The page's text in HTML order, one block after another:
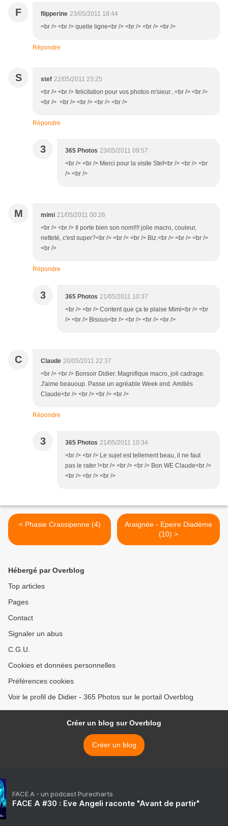
F flipperine 23/05/2011 18:44
<br /> <br /> quelle ligne<br /> <br /> <br /> <br />
Répondre
S stef 22/05/2011 23:25
<br /> <br /> felicitation pour vos photos m'sieur...<br /> <br />
<br /> <br /> <br /> <br /> <br />
Répondre
3 365 Photos 23/05/2011 09:57
<br /> <br /> Merci pour la visite Stef<br /> <br /> <br
/> <br />
M mimi 21/05/2011 00:26
<br /> <br /> Il porte bien son nom!!!! jolie macro, couleur,
netteté, c'est super?<br /> <br /> <br /> Biz.<br /> <br /> <br />
<br />
Répondre
3 365 Photos 21/05/2011 10:37
<br /> <br /> Content que ça te plaise Mimi<br /> <br
/> <br /> Bisous<br /> <br /> <br /> <br />
C Claude 20/05/2011 22:37
<br /> <br /> Bonsoir Didier. Magnifique macro, joli cadrage.
J'aime beauoup. Passe un agréable Week end. Amitiés
Claude<br /> <br /> <br /> <br />
Répondre
3 365 Photos 21/05/2011 10:34
<br /> <br /> Le sujet est tellement beau, il ne faut
pas le rater !<br /> <br /> <br /> Bon WE Claude<br />
<br /> <br /> <br />
< Phasie Crassipenne (4)
Araignée - Epeire Diadème
(10) >
Hébergé par Overblog
Top articles
Pages
Contact
Signaler un abus
C.G.U.
Cookies et données personnelles
Préférences cookies
Voir le profil de Didier - 365 Photos sur le portail Overblog
Créer un blog sur Overblog
Créer un blog
FACE A - un podcast Purecharts
FACE A #30 : Eve Angeli raconte "Avant de partir"